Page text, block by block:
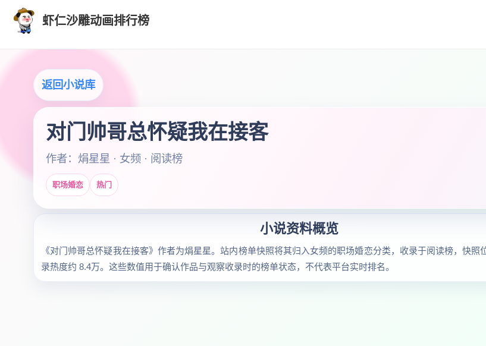
虾仁沙雕动画排行榜
返回小说库
对门帅哥总怀疑我在接客
作者：焆星星 · 女频 · 阅读榜
职场婚恋 热门
小说资料概览
《对门帅哥总怀疑我在接客》作者为焆星星。站内榜单快照将其归入女频的职场婚恋分类，收录于阅读榜，快照
录热度约 8.4万。这些数值用于确认作品与观察收录时的榜单状态，不代表平台实时排名。